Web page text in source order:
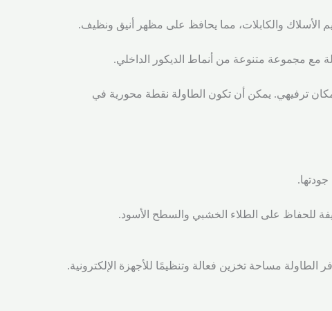
الأسلاك والكابلات، مما يحافظ على مظهر أنيق ونظيف.
مع مجموعة متنوعة من أنماط الديكور الداخلي.
ترفيهي. يمكن أن تكون الطاولة نقطة محورية في
للحفاظ على الطلاء الخشبي والسطح الأسود.
الطاولة مساحة تخزين فعالة وتنظيمًا للأجهزة الإلكترونية.